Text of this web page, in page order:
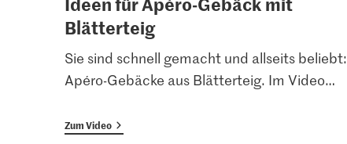
Blätterteig
Sie sind schnell gemacht und allseits beliebt:
Apéro-Gebäcke aus Blätterteig. Im Video…
Zum Video